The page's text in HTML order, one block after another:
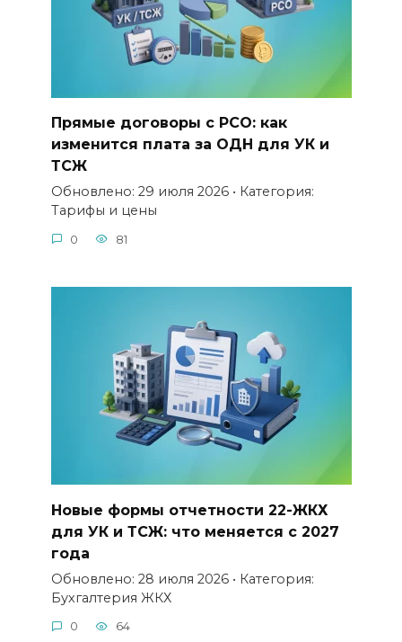
Прямые договоры с РСО: как
изменится плата за ОДН для УК и
ТСЖ
Обновлено: 29 июля 2026 • Категория:
Тарифы и цены
0 81
Новые формы отчетности 22-ЖКХ
для УК и ТСЖ: что меняется с 2027
года
Обновлено: 28 июля 2026 • Категория:
Бухгалтерия ЖКХ
0 64